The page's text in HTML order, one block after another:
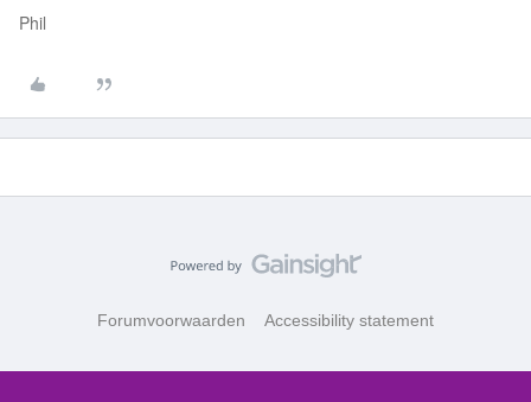
Phil
Forumvoorwaarden Accessibility statement